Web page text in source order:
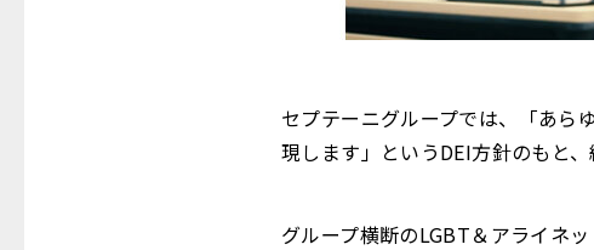
セプテーニグループでは、「あら
現します」というDEI方針のもと
グループ横断のLGBT＆アライネ